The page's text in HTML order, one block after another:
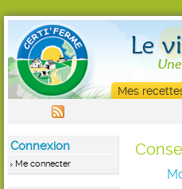
Mes
Connexion
Me connecter